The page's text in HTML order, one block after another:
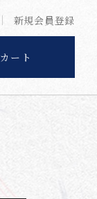
新規会員登録
カート